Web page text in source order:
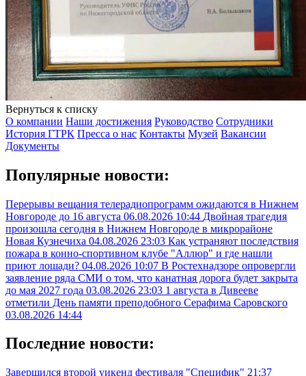
Вернуться к списку
О компании Наши достижения Руководство Сотрудники
История ГТРК Пресса о нас Контакты Музей Вакансии
Документы
Популярные новости:
Перерывы вещания телерадиопрограмм ожидаются в Нижнем
Новгороде до 16 августа 06.08.2026 10:44 Двойная трагедия
произошла сегодня в Нижнем Новгороде в микрорайоне
Новая Кузнечиха 04.08.2026 23:03 Как устраняют последствия
пожара в конно-спортивном клубе "Аллюр" и где нашли
приют лошади? 04.08.2026 10:07 В Ростехнадзоре опровергли
заявление ряда СМИ о том, что канатная дорога будет закрыта
до мая 2027 года 03.08.2026 23:03 1 августа в Дивееве
отметили День памяти преподобного Серафима Саровского
03.08.2026 14:44
Последние новости:
Завершился второй уикенд фестиваля "Специфик" 21:37